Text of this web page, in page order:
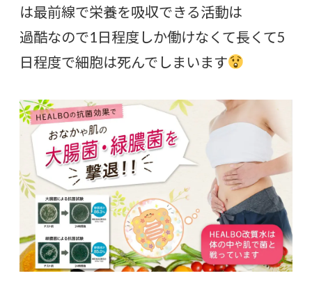
は最前線で栄養を吸収できる活動は
過酷なので1日程度しか働けなくて長くて5
日程度で細胞は死んでしまいます